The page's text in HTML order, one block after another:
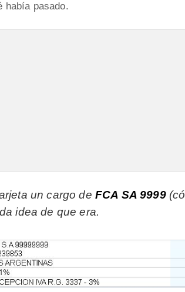
había pasado.
un cargo de FCA SA 9999
idea de que era.